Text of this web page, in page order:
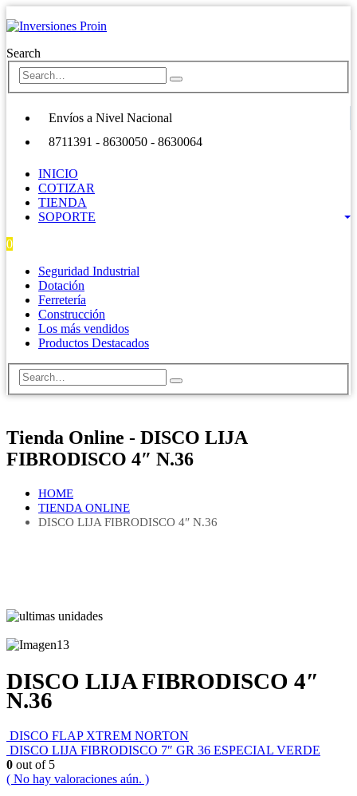
Search
Envíos a Nivel Nacional
8711391 - 8630050 - 8630064
INICIO
COTIZAR
TIENDA
SOPORTE
0
Seguridad Industrial
Dotación
Ferretería
Construcción
Los más vendidos
Productos Destacados
Tienda Online - DISCO LIJA
FIBRODISCO 4″ N.36
HOME
TIENDA ONLINE
DISCO LIJA FIBRODISCO 4″ N.36
DISCO LIJA FIBRODISCO 4″
N.36
DISCO FLAP XTREM NORTON
DISCO LIJA FIBRODISCO 7″ GR 36 ESPECIAL VERDE
0 out of 5
( No hay valoraciones aún. )